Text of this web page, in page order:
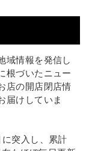
域情報を発信し
根づいたニュー
店の開店閉店情
届けしていま
突入し、累計